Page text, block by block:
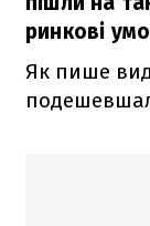
ринкові
Як пише